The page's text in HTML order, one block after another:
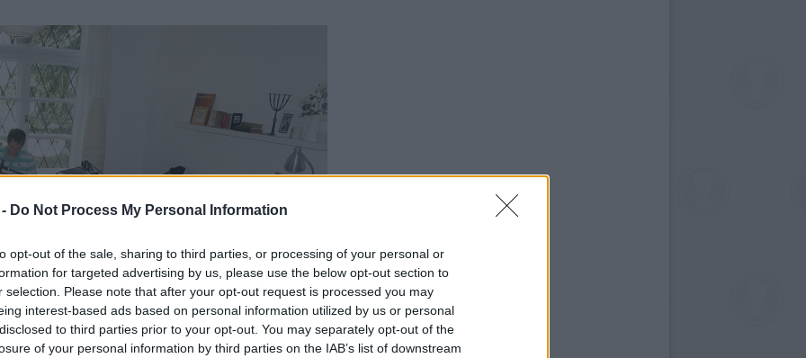
Do Not Process My Personal Information
opt-out of the sale, sharing to third parties, or processing of your personal or
for targeted advertising by us, please use the below opt-out section to
selection. Please note that after your opt-out request is processed you may
interest-based ads based on personal information utilized by us or personal
to third parties prior to your opt-out. You may separately opt-out of the
of your personal information by third parties on the IAB’s list of downstream